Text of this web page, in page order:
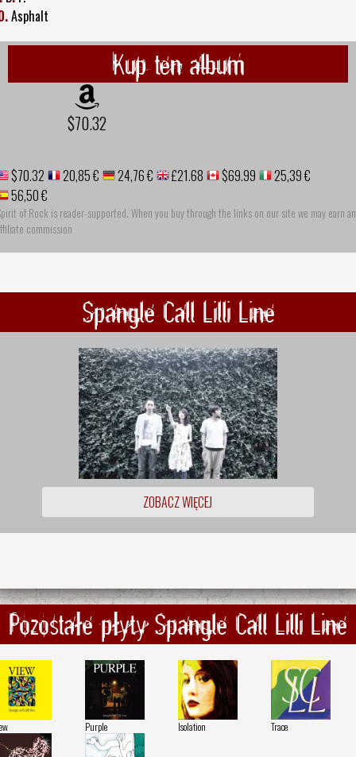
Asphalt
Kup ten album
$70.32
$70.32 20,85 € 24,76 € £21.68 $69.99
25,39 €
56,50 €
of Rock is reader-supported. When you buy through the links on our site we may earn an
commission
Spangle Call Lilli Line
ZOBACZ WIĘCEJ
Pozostałe płyty Spangle Call Lilli Line
Purple Isolation Trace